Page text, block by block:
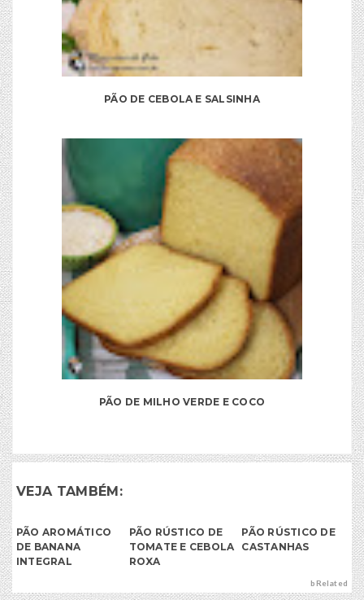
PÃO DE CEBOLA E SALSINHA
PÃO DE MILHO VERDE E COCO
VEJA TAMBÉM:
PÃO AROMÁTICO
DE BANANA
INTEGRAL
PÃO RÚSTICO DE
TOMATE E CEBOLA
ROXA
PÃO RÚSTICO DE
CASTANHAS
bRelated